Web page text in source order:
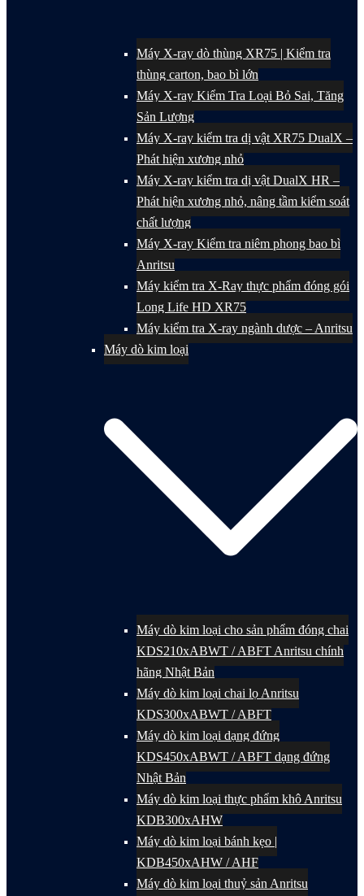
Máy X-ray dò thùng XR75 | Kiểm tra
thùng carton, bao bì lớn
Máy X-ray Kiểm Tra Loại Bỏ Sai, Tăng
Sản Lượng
Máy X-ray kiểm tra dị vật XR75 DualX –
Phát hiện xương nhỏ
Máy X-ray kiểm tra dị vật DualX HR –
Phát hiện xương nhỏ, nâng tầm kiểm soát
chất lượng
Máy X-ray Kiểm tra niêm phong bao bì
Anritsu
Máy kiểm tra X-Ray thực phẩm đóng gói
Long Life HD XR75
Máy kiểm tra X-ray ngành dược – Anritsu
Máy dò kim loại
Máy dò kim loại cho sản phẩm đóng chai
KDS210xABWT / ABFT Anritsu chính
hãng Nhật Bản
Máy dò kim loại chai lọ Anritsu
KDS300xABWT / ABFT
Máy dò kim loại dạng đứng
KDS450xABWT / ABFT dạng đứng
Nhật Bản
Máy dò kim loại thực phẩm khô Anritsu
KDB300xAHW
Máy dò kim loại bánh kẹo |
KDB450xAHW / AHF
Máy dò kim loại thuỷ sản Anritsu